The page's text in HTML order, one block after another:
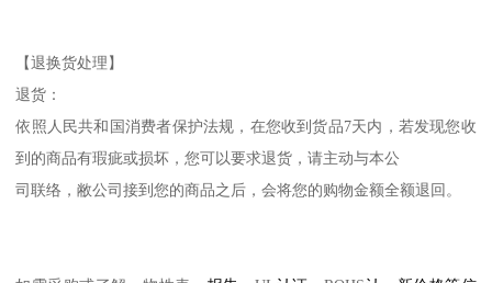
【退换货处理】
退货：
依照人民共和国消费者保护法规，在您收到货品7天内，若发现您收
到的商品有瑕疵或损坏，您可以要求退货，请主动与本公
司联络，敝公司接到您的商品之后，会将您的购物金额全额退回。